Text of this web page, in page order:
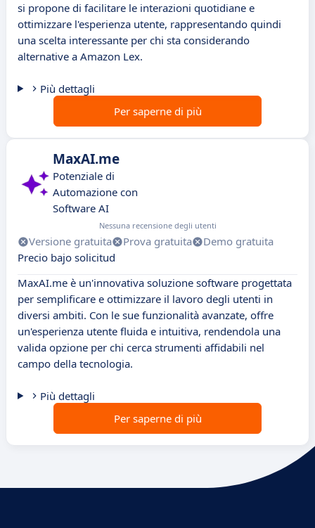
si propone di facilitare le interazioni quotidiane e
ottimizzare l'esperienza utente, rappresentando quindi
una scelta interessante per chi sta considerando
alternative a Amazon Lex.
Più dettagli
Per saperne di più
MaxAI.me
Potenziale di
Automazione con
Software AI
Nessuna recensione degli utenti
Versione gratuita Prova gratuita
Demo gratuita
Precio bajo solicitud
MaxAI.me è un'innovativa soluzione software progettata
per semplificare e ottimizzare il lavoro degli utenti in
diversi ambiti. Con le sue funzionalità avanzate, offre
un'esperienza utente fluida e intuitiva, rendendola una
valida opzione per chi cerca strumenti affidabili nel
campo della tecnologia.
Più dettagli
Per saperne di più